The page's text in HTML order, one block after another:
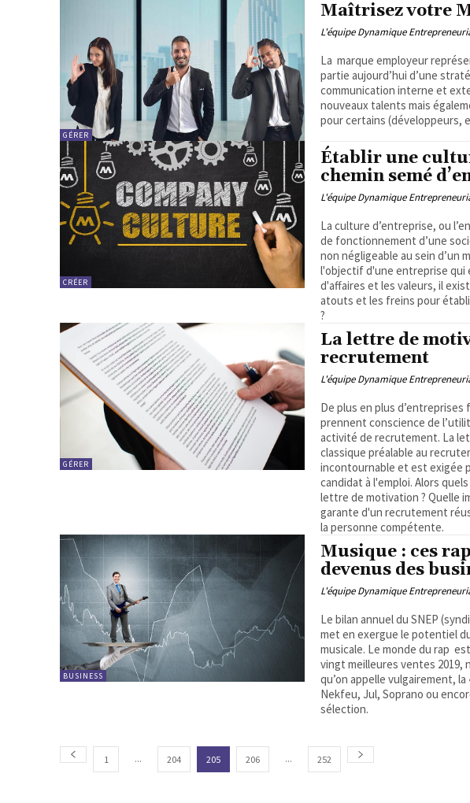
GÉRER
Maîtrisez votre
L'équipe Dynamique
La marque employeur
partie aujourd’hui d’une
communication interne et
nouveaux talents mais
pour certains (développeurs,
CRÉER
Établir une
chemin semé
L'équipe Dynamique
La culture d’entreprise, ou
de fonctionnement d’une
non négligeable au sein d’un
l'objectif d'une entreprise qui
d'affaires et les valeurs, il
atouts et les freins pour
?
GÉRER
La lettre de
recrutement
L'équipe Dynamique
De plus en plus
prennent conscience de
activité de recrutement. La
classique préalable au
incontournable et est exigée
candidat à l'emploi. Alors
lettre de motivation ? Quelle
garante d'un recrutement
la personne compétente.
BUSINESS
Musique : ces
devenus des
L'équipe Dynamique
Le bilan annuel du SNEP
met en exergue le potentiel
musicale. Le monde du rap
vingt meilleures ventes 2019,
qu’on appelle vulgairement,
Nekfeu, Jul, Soprano ou
sélection.
1 ... 204 205 206 ... 252